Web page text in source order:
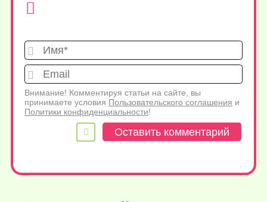
Имя*
Внимание! Комментируя статьи на сайте, вы
принимаете условия Пользовательского соглашения и
Политики конфиденциальности!